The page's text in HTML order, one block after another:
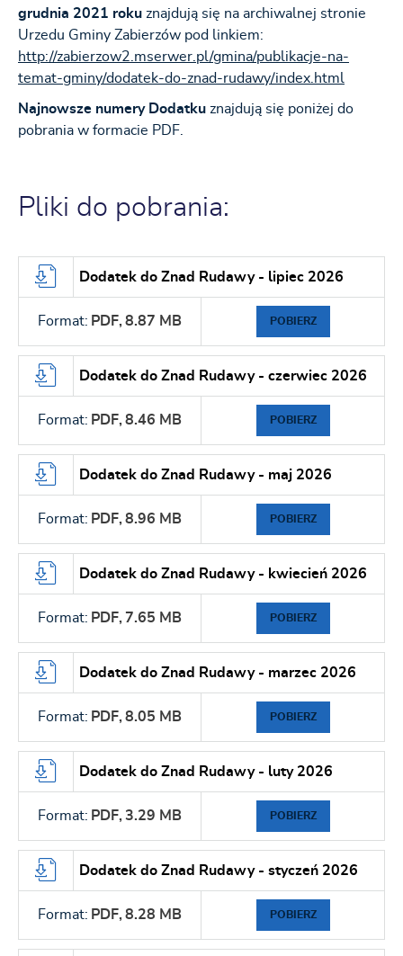
grudnia 2021 roku znajdują się na archiwalnej stronie
Urzedu Gminy Zabierzów pod linkiem:
http://zabierzow2.mserwer.pl/gmina/publikacje-na-
temat-gminy/dodatek-do-znad-rudawy/index.html
Najnowsze numery Dodatku znajdują się poniżej do
pobrania w formacie PDF.
Pliki do pobrania:
Dodatek do Znad Rudawy - lipiec 2026
Format: PDF, 8.87 MB POBIERZ
Dodatek do Znad Rudawy - czerwiec 2026
Format: PDF, 8.46 MB POBIERZ
Dodatek do Znad Rudawy - maj 2026
Format: PDF, 8.96 MB POBIERZ
Dodatek do Znad Rudawy - kwiecień 2026
Format: PDF, 7.65 MB POBIERZ
Dodatek do Znad Rudawy - marzec 2026
Format: PDF, 8.05 MB POBIERZ
Dodatek do Znad Rudawy - luty 2026
Format: PDF, 3.29 MB POBIERZ
Dodatek do Znad Rudawy - styczeń 2026
Format: PDF, 8.28 MB POBIERZ